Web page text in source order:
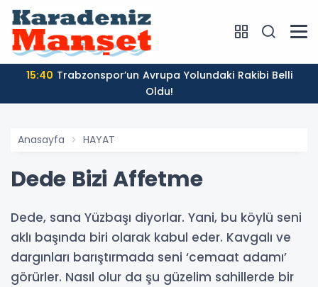
15:40
Oldu!
Anasayfa HAYAT
Dede Bizi Affetme
Dede, sana Yüzbaşı diyorlar. Yani, bu köylü seni
aklı başında biri olarak kabul eder. Kavgalı ve
dargınları barıştırmada seni ‘cemaat adamı’
görürler. Nasıl olur da şu güzelim sahillerde bir